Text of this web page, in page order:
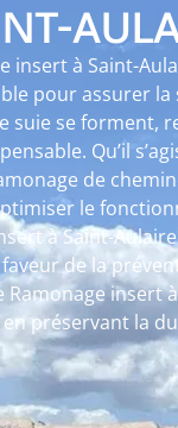
insert à Saint-
pour assurer la
suie se forment,
Qu’il
de
le
à Saint-
de la
Ramonage insert
préservant la